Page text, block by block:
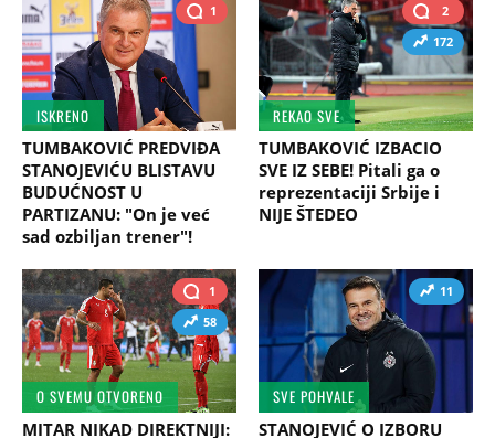
1
ISKRENO
TUMBAKOVIĆ PREDVIĐA
STANOJEVIĆU BLISTAVU
BUDUĆNOST U
PARTIZANU: "On je već
sad ozbiljan trener"!
2
172
REKAO SVE
TUMBAKOVIĆ IZBACIO
SVE IZ SEBE! Pitali ga o
reprezentaciji Srbije i
NIJE ŠTEDEO
1
58
O SVEMU OTVORENO
MITAR NIKAD DIREKTNIJI:
11
SVE POHVALE
STANOJEVIĆ O IZBORU